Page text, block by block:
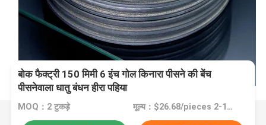
बोक फैक्ट्री 150 मिमी 6 इंच गोल किनारा पीसने की बेंच
पीसनेवाला धातु बंधन हीरा पहिया
MOQ：2 टुकड़े मूल्य：$26.68/pieces 2-19 pieces